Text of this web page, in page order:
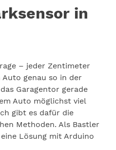
in
– jeder Zentimeter
genau so in der
Garagentor gerade
Auto möglichst viel
gibt es dafür die
Methoden. Als Bastler
Lösung mit Arduino